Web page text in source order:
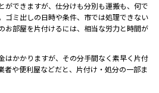
ができますが、仕分けも分別も運搬も、何で
ゴミ出しの⽇時や条件、市では処理できない
お部屋を⽚付けるには、相当な労⼒と時間が
はかかりますが、その分⼿間なく素早く⽚付
者や便利屋などだと、⽚付け・処分の⼀部ま